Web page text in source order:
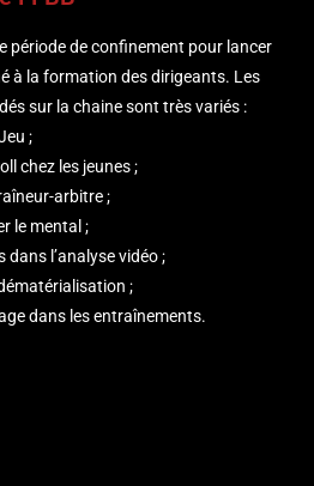
période de confinement pour lancer
à la formation des dirigeants. Les
sur la chaine sont très variés :
;
chez les jeunes ;
arbitre ;
le mental ;
l’analyse vidéo ;
;
dans les entraînements.